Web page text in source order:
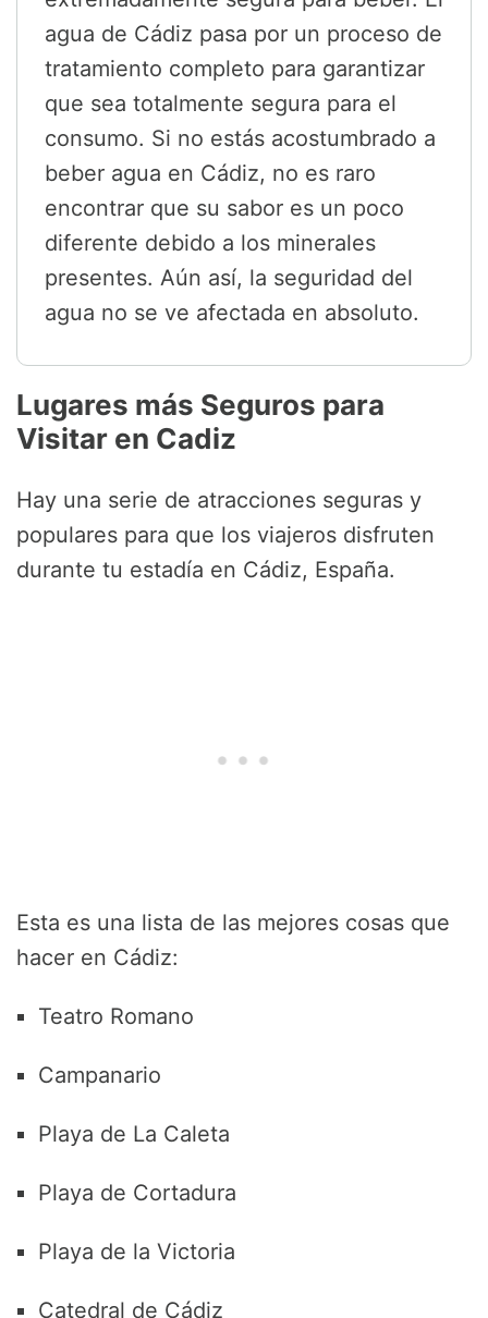
agua de Cádiz pasa por un proceso de
tratamiento completo para garantizar
que sea totalmente segura para el
consumo. Si no estás acostumbrado a
beber agua en Cádiz, no es raro
encontrar que su sabor es un poco
diferente debido a los minerales
presentes. Aún así, la seguridad del
agua no se ve afectada en absoluto.
Lugares más Seguros para
Visitar en Cadiz
Hay una serie de atracciones seguras y
populares para que los viajeros disfruten
durante tu estadía en Cádiz, España.
Esta es una lista de las mejores cosas que
hacer en Cádiz:
Teatro Romano
Campanario
Playa de La Caleta
Playa de Cortadura
Playa de la Victoria
Catedral de Cádiz